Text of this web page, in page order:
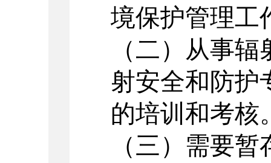
境保护管理工
（二）从事
射安全和防护
的培训和考核
（三）需要